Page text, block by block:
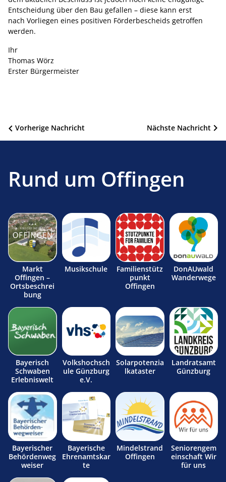
Entscheidung über den Bau gefallen – diese kann erst
nach Vorliegen eines positiven Förderbescheids getroffen
werden.
Ihr
Thomas Wörz
Erster Bürgermeister
Beitragsnavigation Nächste Nachricht
Vorherige Nachricht
Rund um Offingen
Markt
Offingen –
Ortsbeschrei
bung
Musikschule
Familienstütz
punkt
Offingen
DonAUwald
Wanderwege
Bayerisch
Schwaben
Erlebniswelt
Volkshochsch
ule Günzburg
e.V.
Solarpotenzia
lkataster
Landratsamt
Günzburg
Bayerischer
Behördenweg
weiser
Bayerische
Ehrenamtskar
te
Mindelstrand
Offingen
Seniorengem
einschaft Wir
für uns